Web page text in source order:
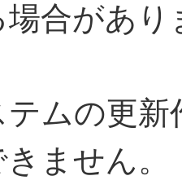
合があり
ムの更
ません。